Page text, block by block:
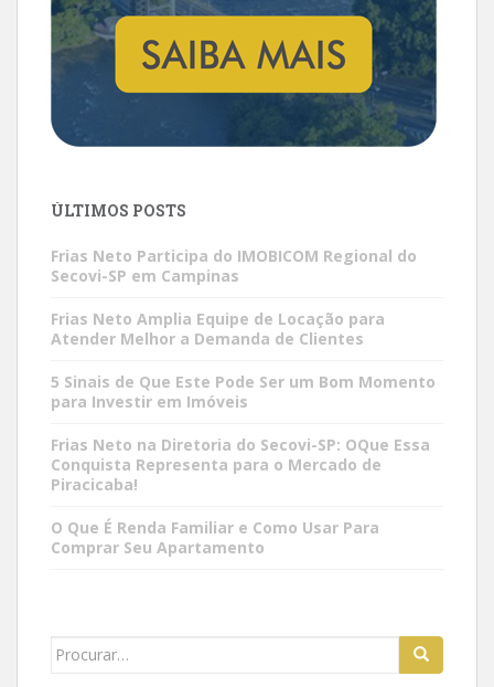
ÚLTIMOS POSTS
Frias Neto Participa do IMOBICOM Regional do
Secovi-SP em Campinas
Frias Neto Amplia Equipe de Locação para
Atender Melhor a Demanda de Clientes
5 Sinais de Que Este Pode Ser um Bom Momento
para Investir em Imóveis
Frias Neto na Diretoria do Secovi-SP: OQue Essa
Conquista Representa para o Mercado de
Piracicaba!
O Que É Renda Familiar e Como Usar Para
Comprar Seu Apartamento
Search